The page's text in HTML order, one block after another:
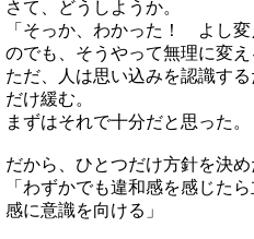
さて、どうしようか。
「そっか、わかった！ よし
のでも、そうやって無理に変え
ただ、人は思い込みを認識す
だけ緩む。
まずはそれで十分だと思った。
だから、ひとつだけ方針を決め
「わずかでも違和感を感じた
感に意識を向ける」